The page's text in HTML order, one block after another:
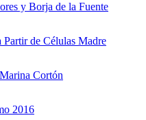
y Borja de la Fuente
Partir de Células Madre
Cortón
2016